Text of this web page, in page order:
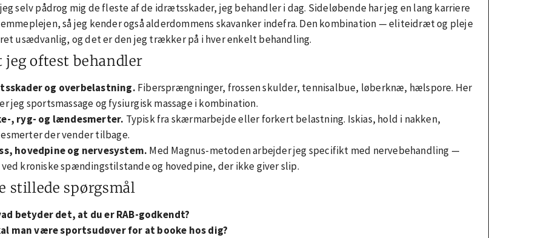
selv pådrog mig de fleste af de idrætsskader, jeg behandler i dag. Sideløbende har jeg en lang karriere
så jeg kender også alderdommens skavanker indefra. Den kombination — eliteidræt og pleje
usædvanlig, og det er den jeg trækker på i hver enkelt behandling.
jeg oftest behandler
og overbelastning. Fibersprængninger, frossen skulder, tennisalbue, løberknæ, hælspore. Her
jeg sportsmassage og fysiurgisk massage i kombination.
, ryg- og lændesmerter. Typisk fra skærmarbejde eller forkert belastning. Iskias, hold i nakken,
der vender tilbage.
hovedpine og nervesystem. Med Magnus-metoden arbejder jeg specifikt med nervebehandling —
kroniske spændingstilstande og hovedpine, der ikke giver slip.
stillede spørgsmål
betyder det, at du er RAB-godkendt?
man være sportsudøver for at booke hos dig?